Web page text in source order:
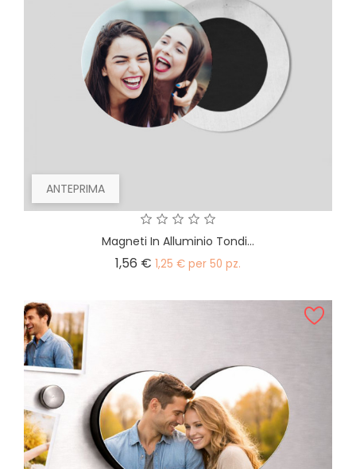
ANTEPRIMA
Magneti In Alluminio Tondi...
1,56 € Prezzo
1,25 € per 50 pz.